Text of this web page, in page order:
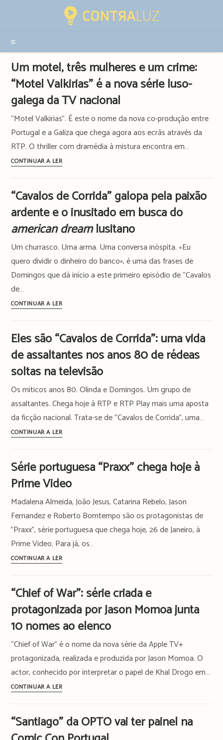
sidebar
Um motel, três mulheres e um crime:
“Motel Valkirias” é a nova série luso-
galega da TV nacional
“Motel Valkirias”. É este o nome da nova co-produção entre
Portugal e a Galiza que chega agora aos ecrãs através da
RTP. O thriller com dramédia à mistura encontra em…
CONTINUAR A LERUm
mulheres
e
um
crime:
“Motel
Valkirias”
é
série
galega
TV
nacional
“Cavalos de Corrida” galopa pela paixão
ardente e o inusitado em busca do
american dreamlusitano
Um churrasco. Uma arma. Uma conversa inóspita. «Eu
quero dividir o dinheiro do banco», é uma das frases de
Domingos que dá início a este primeiro episódio de “Cavalos
de…
CONTINUAR A LER“Cavalos
galopa
pela
paixão
ardente
e
o
inusitado
busca
american
dream
lusitano
Eles são “Cavalos de Corrida”: uma vida
de assaltantes nos anos 80 de rédeas
soltas na televisão
Os míticos anos 80. Olinda e Domingos. Um grupo de
assaltantes. Chega hoje à RTP e RTP Play mais uma aposta
da ficção nacional. Trata-se de “Cavalos de Corrida”, uma…
CONTINUAR A LEREles
de
Corrida”:
vida
de
assaltantes
nos
anos
rédeas
soltas
televisão
Série portuguesa “Praxx” chega hoje à
Prime Video
Madalena Almeida, João Jesus, Catarina Rebelo, Jason
Fernandez e Roberto Bomtempo são os protagonistas de
"Praxx", série portuguesa que chega hoje, 26 de Janeiro, à
Prime Video. Para já, os…
CONTINUAR A LERSérie
chega
hoje
Prime
Video
“Chief of War”: série criada e
protagonizada por Jason Momoa junta
10 nomes ao elenco
“Chief of War” é o nome da nova série da Apple TV+
protagonizada, realizada e produzida por Jason Momoa. O
actor, conhecido por interpretar o papel de Khal Drogo em…
CONTINUAR A LER“Chief
série
criada
“Santiago” da OPTO vai ter painel na